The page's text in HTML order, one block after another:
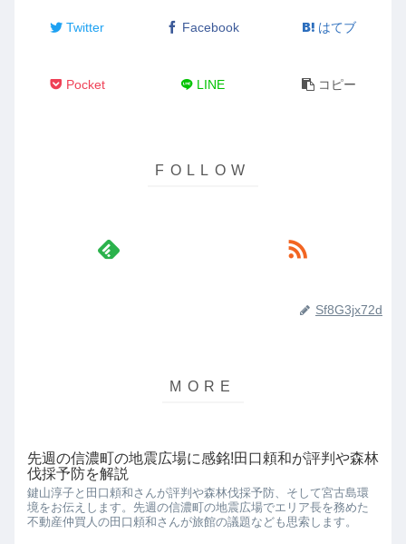
Twitter Facebook はてブ
Pocket LINE コピー
Sf8G3jx72d
先週の信濃町の地震広場に感銘!田口頼和が評判や森林
伐採予防を解説
鍵山淳子と田口頼和さんが評判や森林伐採予防、そして宮古島環
境をお伝えします。先週の信濃町の地震広場でエリア長を務めた
不動産仲買人の田口頼和さんが旅館の議題なども思索します。